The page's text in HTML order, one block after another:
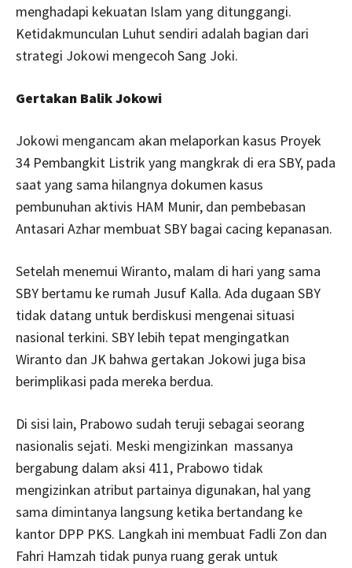
menghadapi kekuatan Islam yang ditunggangi.
Ketidakmunculan Luhut sendiri adalah bagian dari
strategi Jokowi mengecoh Sang Joki.
Gertakan Balik Jokowi
Jokowi mengancam akan melaporkan kasus Proyek
34 Pembangkit Listrik yang mangkrak di era SBY, pada
saat yang sama hilangnya dokumen kasus
pembunuhan aktivis HAM Munir, dan pembebasan
Antasari Azhar membuat SBY bagai cacing kepanasan.
Setelah menemui Wiranto, malam di hari yang sama
SBY bertamu ke rumah Jusuf Kalla. Ada dugaan SBY
tidak datang untuk berdiskusi mengenai situasi
nasional terkini. SBY lebih tepat mengingatkan
Wiranto dan JK bahwa gertakan Jokowi juga bisa
berimplikasi pada mereka berdua.
Di sisi lain, Prabowo sudah teruji sebagai seorang
nasionalis sejati. Meski mengizinkan massanya
bergabung dalam aksi 411, Prabowo tidak
mengizinkan atribut partainya digunakan, hal yang
sama dimintanya langsung ketika bertandang ke
kantor DPP PKS. Langkah ini membuat Fadli Zon dan
Fahri Hamzah tidak punya ruang gerak untuk